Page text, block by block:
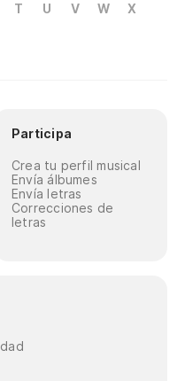
T U V W
X
Participa
Crea tu perfil musical
Envía álbumes
Envía letras
Correcciones de
letras